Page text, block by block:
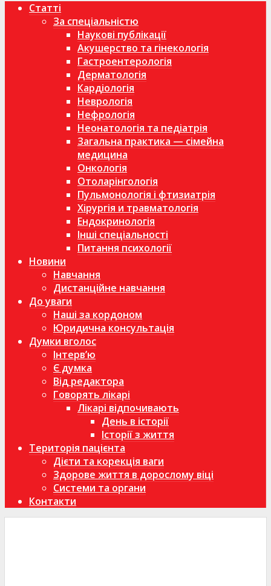
Статті
За спеціальністю
Наукові публікації
Акушерство та гінекологія
Гастроентерологія
Дерматологія
Кардіологія
Неврологія
Нефрологія
Неонатологія та педіатрія
Загальна практика — сімейна
медицина
Онкологія
Отоларінгологія
Пульмонологія і фтизиатрія
Хірургія и травматологія
Ендокринологія
Інші спеціальності
Питання психології
Новини
Навчання
Дистанційне навчання
До уваги
Наші за кордоном
Юридична консультація
Думки вголос
Інтерв’ю
Є думка
Від редактора
Говорять лікарі
Лікарі відпочивають
День в історії
Історії з життя
Територія пацієнта
Дієти та корекція ваги
Здорове життя в дорослому віці
Системи та органи
Контакти